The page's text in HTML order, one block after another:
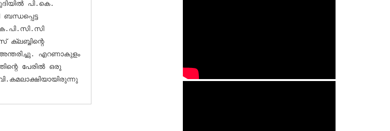
പി.കെ.
എറണാകുളം
പേരില്‍ ഒരു